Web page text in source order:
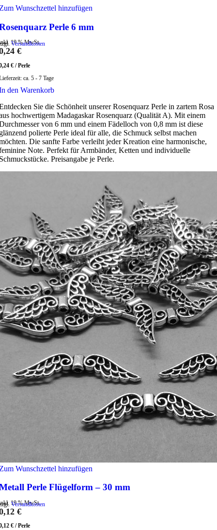
Wunschzettel hinzufügen
Perle 6 mm
19 % MwSt.
Versandkosten
€
€ /Perle
ca. 5 - 7 Tage
den Warenkorb
Sie die Schönheit unserer Rosenquarz Perle in zartem Rosa
hochwertigem Madagaskar Rosenquarz (Qualität A). Mit einem
von 6 mm und einem Fädelloch von 0,8 mm ist diese
polierte Perle ideal für alle, die Schmuck selbst machen
Die sanfte Farbe verleiht jeder Kreation eine harmonische,
Note. Perfekt für Armbänder, Ketten und individuelle
Preisangabe je Perle.
Wunschzettel hinzufügen
Perle Flügelform – 30 mm
19 % MwSt.
Versandkosten
€
€ /Perle